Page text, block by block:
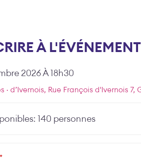
À L'ÉVÉNEMENT
2026 À 18h30
· d’Ivernois, Rue François d'Ivernois 7,
140 personnes
*